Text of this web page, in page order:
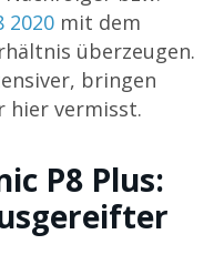
2020 mit dem
überzeugen.
bringen
hier vermisst.
P8 Plus: